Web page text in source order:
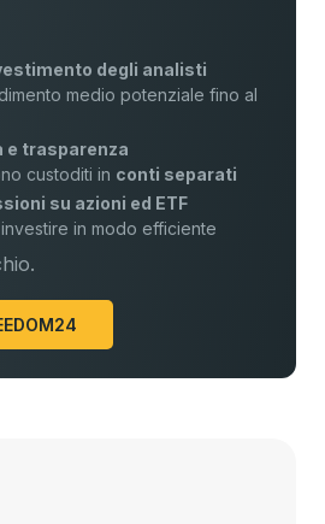
degli analisti
medio potenziale fino al
e trasparenza
custoditi in conti separati
su azioni ed ETF
in modo efficiente